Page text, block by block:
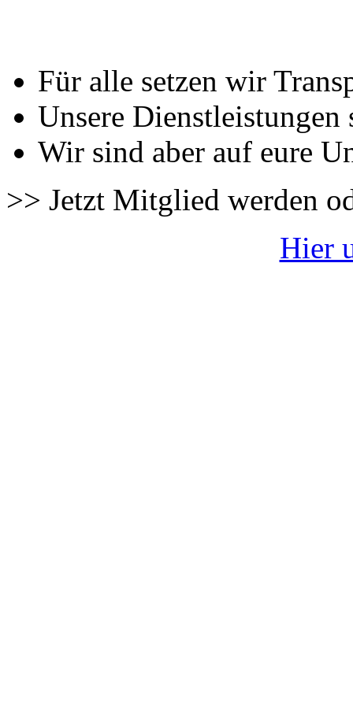
Für alle setzen wir
Unsere Dienstleistungen
Wir sind aber auf eure
>> Jetzt Mitglied werden
Hier